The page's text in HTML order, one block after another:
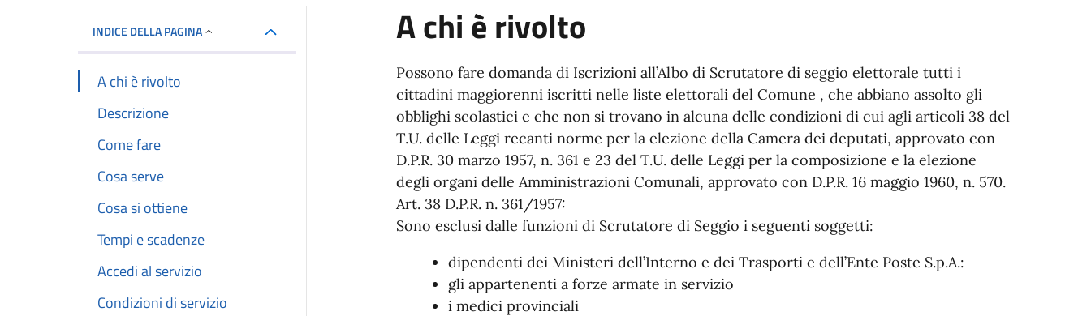
INDICE DELLA PAGINA
A chi è rivolto
Descrizione
Come fare
Cosa serve
Cosa si ottiene
Tempi e scadenze
Accedi al servizio
Condizioni di servizio
A chi è rivolto
Possono fare domanda di Iscrizioni all’Albo di Scrutatore di seggio elettorale tutti i
cittadini maggiorenni iscritti nelle liste elettorali del Comune , che abbiano assolto gli
obblighi scolastici e che non si trovano in alcuna delle condizioni di cui agli articoli 38 del
T.U. delle Leggi recanti norme per la elezione della Camera dei deputati, approvato con
D.P.R. 30 marzo 1957, n. 361 e 23 del T.U. delle Leggi per la composizione e la elezione
degli organi delle Amministrazioni Comunali, approvato con D.P.R. 16 maggio 1960, n. 570.
Art. 38 D.P.R. n. 361/1957:
Sono esclusi dalle funzioni di Scrutatore di Seggio i seguenti soggetti:
dipendenti dei Ministeri dell’Interno e dei Trasporti e dell’Ente Poste S.p.A.:
gli appartenenti a forze armate in servizio
i medici provinciali